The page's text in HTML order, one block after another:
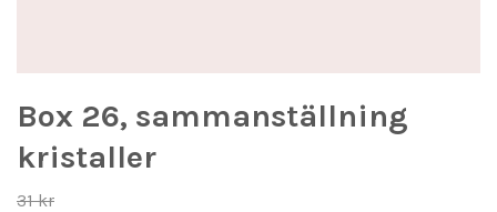
Box 26, sammanställning
kristaller
31 kr